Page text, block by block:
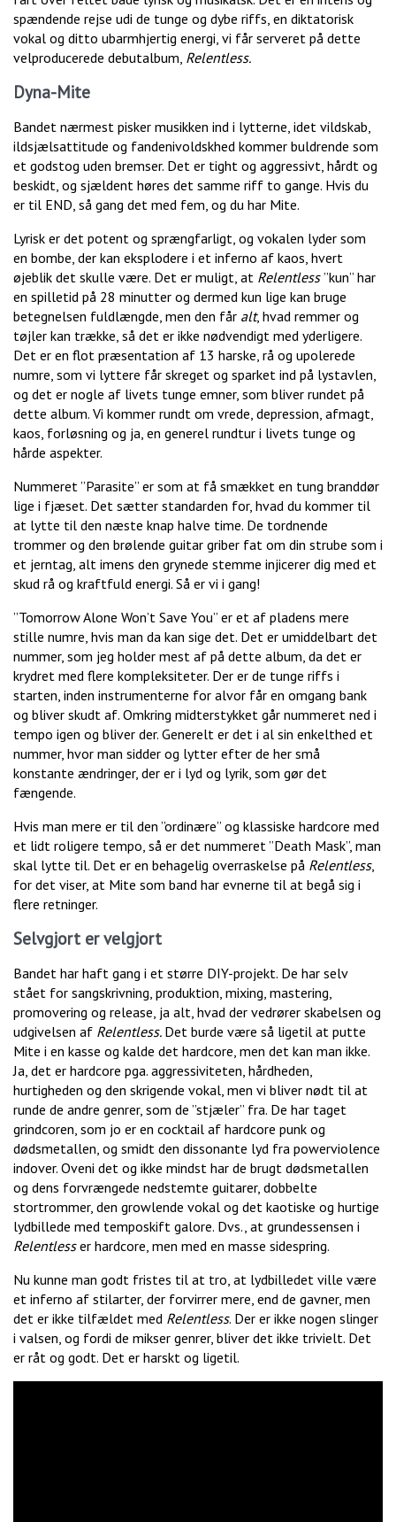
spændende rejse udi de tunge og dybe riffs, en diktatorisk
vokal og ditto ubarmhjertig energi, vi får serveret på dette
velproducerede debutalbum, Relentless.
Dyna-Mite
Bandet nærmest pisker musikken ind i lytterne, idet vildskab,
ildsjælsattitude og fandenivoldskhed kommer buldrende som
et godstog uden bremser. Det er tight og aggressivt, hårdt og
beskidt, og sjældent høres det samme riff to gange. Hvis du
er til END, så gang det med fem, og du har Mite.
Lyrisk er det potent og sprængfarligt, og vokalen lyder som
en bombe, der kan eksplodere i et inferno af kaos, hvert
øjeblik det skulle være. Det er muligt, at Relentless”kun” har
en spilletid på 28 minutter og dermed kun lige kan bruge
betegnelsen fuldlængde, men den får alt, hvad remmer og
tøjler kan trække, så det er ikke nødvendigt med yderligere.
Det er en flot præsentation af 13 harske, rå og upolerede
numre, som vi lyttere får skreget og sparket ind på lystavlen,
og det er nogle af livets tunge emner, som bliver rundet på
dette album. Vi kommer rundt om vrede, depression, afmagt,
kaos, forløsning og ja, en generel rundtur i livets tunge og
hårde aspekter.
Nummeret ”Parasite” er som at få smækket en tung branddør
lige i fjæset. Det sætter standarden for, hvad du kommer til
at lytte til den næste knap halve time. De tordnende
trommer og den brølende guitar griber fat om din strube som i
et jerntag, alt imens den grynede stemme injicerer dig med et
skud rå og kraftfuld energi. Så er vi i gang!
”Tomorrow Alone Won’t Save You” er et af pladens mere
stille numre, hvis man da kan sige det. Det er umiddelbart det
nummer, som jeg holder mest af på dette album, da det er
krydret med flere kompleksiteter. Der er de tunge riffs i
starten, inden instrumenterne for alvor får en omgang bank
og bliver skudt af. Omkring midterstykket går nummeret ned i
tempo igen og bliver der. Generelt er det i al sin enkelthed et
nummer, hvor man sidder og lytter efter de her små
konstante ændringer, der er i lyd og lyrik, som gør det
fængende.
Hvis man mere er til den ”ordinære” og klassiske hardcore med
et lidt roligere tempo, så er det nummeret ”Death Mask”, man
skal lytte til. Det er en behagelig overraskelse på Relentless,
for det viser, at Mite som band har evnerne til at begå sig i
flere retninger.
Selvgjort er velgjort
Bandet har haft gang i et større DIY-projekt. De har selv
stået for sangskrivning, produktion, mixing, mastering,
promovering og release, ja alt, hvad der vedrører skabelsen og
udgivelsen af Relentless. Det burde være så ligetil at putte
Mite i en kasse og kalde det hardcore, men det kan man ikke.
Ja, det er hardcore pga. aggressiviteten, hårdheden,
hurtigheden og den skrigende vokal, men vi bliver nødt til at
runde de andre genrer, som de ”stjæler” fra. De har taget
grindcoren, som jo er en cocktail af hardcore punk og
dødsmetallen, og smidt den dissonante lyd fra powerviolence
indover. Oveni det og ikke mindst har de brugt dødsmetallen
og dens forvrængede nedstemte guitarer, dobbelte
stortrommer, den growlende vokal og det kaotiske og hurtige
lydbillede med temposkift galore. Dvs., at grundessensen i
Relentlesser hardcore, men med en masse sidespring.
Nu kunne man godt fristes til at tro, at lydbilledet ville være
et inferno af stilarter, der forvirrer mere, end de gavner, men
det er ikke tilfældet med Relentless. Der er ikke nogen slinger
i valsen, og fordi de mikser genrer, bliver det ikke trivielt. Det
er råt og godt. Det er harskt og ligetil.